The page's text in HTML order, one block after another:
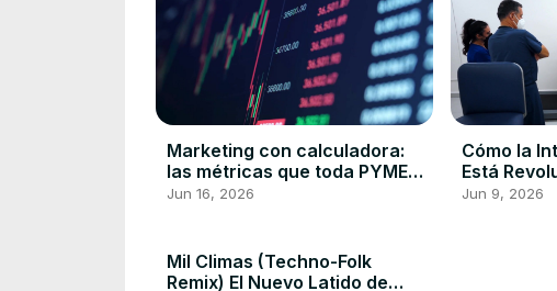
Marketing con calculadora:
las métricas que toda PYME
debe dominar para vender
Jun 16, 2026
Cómo la
Está
Cuidado
Jun 9, 2026
Mil Climas (Techno-Folk
Remix) El Nuevo Latido de